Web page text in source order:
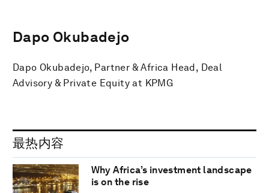
Dapo Okubadejo
Dapo Okubadejo, ‎Partner & Africa Head, Deal
Advisory & Private Equity at KPMG
最热内容
Why Africa’s investment landscape
is on the rise